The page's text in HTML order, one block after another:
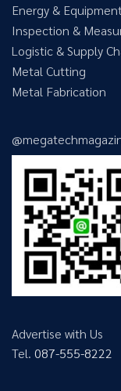
Energy &
Inspection &
Logistic & Supply
Metal Cutting
Metal Fabrication
Advertise with Us
Tel. 087-555-8222